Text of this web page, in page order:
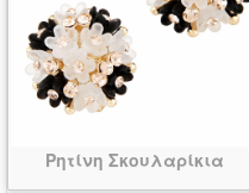
Ρητίνη Σκουλαρίκια